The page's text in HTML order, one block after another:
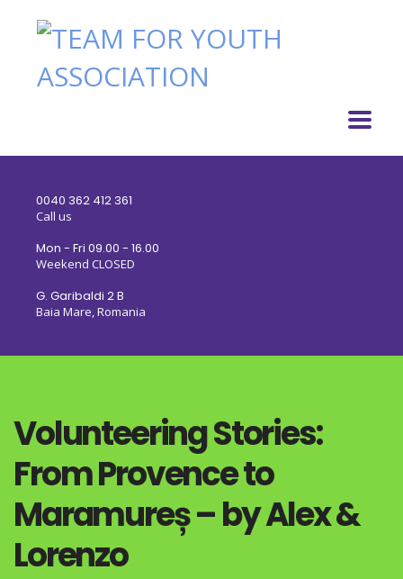
0040 362 412 361
Call us
Mon - Fri 09.00 - 16.00
Weekend CLOSED
G. Garibaldi 2 B
Baia Mare, Romania
Volunteering Stories:
From Provence to
Maramureș – by Alex &
Lorenzo